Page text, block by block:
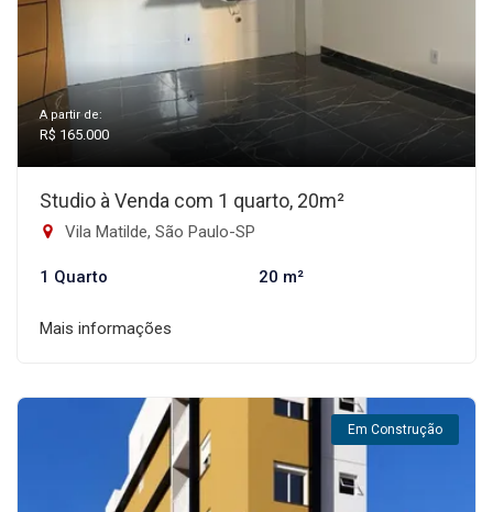
A partir de:
R$ 165.000
Studio à Venda com 1 quarto, 20m²
Vila Matilde, São Paulo-SP
1 Quarto 20 m²
Mais informações
Em Construção